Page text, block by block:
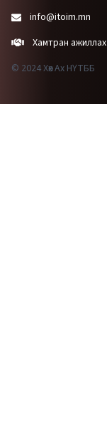
info@itoim.mn
Хамтран ажиллах
© 2024 Хөх Ах НҮТББ